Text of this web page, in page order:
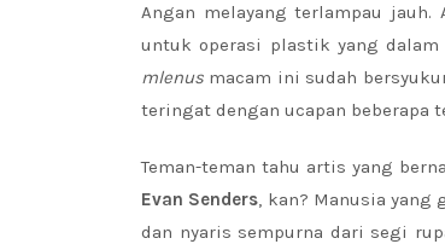
Angan melayang terlampau
untuk operasi plastik yang
mlenus macam ini sudah
teringat dengan ucapan beberapa
Teman-teman tahu artis yang
Evan Senders, kan? Manusia yang
dan nyaris sempurna dari segi